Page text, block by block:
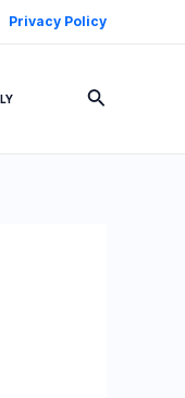
Privacy Policy
Cerca